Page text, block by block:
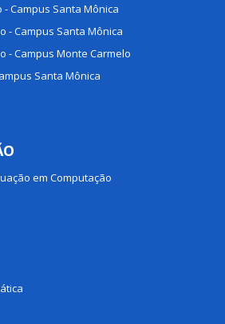
Campus Santa Mônica
- Campus Santa Mônica
- Campus Monte Carmelo
Santa Mônica
em Computação